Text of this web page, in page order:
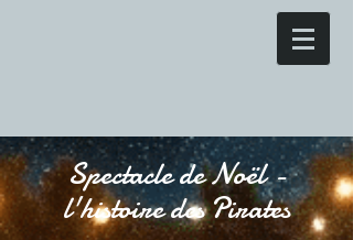
Spectacle de Noël -
l'histoire des Pirates